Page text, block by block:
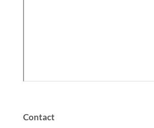
Contact